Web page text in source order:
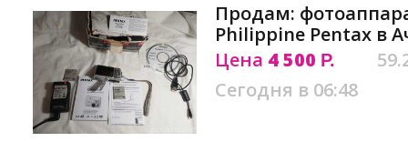
Продам:
Philippine Pentax в
Цена 4 500 Р.
Сегодня в 06:48